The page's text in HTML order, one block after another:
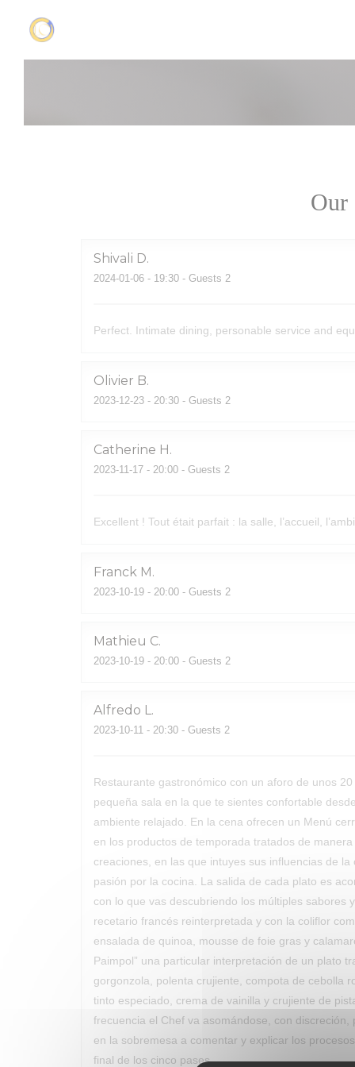
Our
Shivali D
2024-01-06 - 19:30 - Guests 2
Perfect. Intimate dining, personable service and
Olivier B
2023-12-23 - 20:30 - Guests 2
Catherine H
2023-11-17 - 20:00 - Guests 2
Excellent ! Tout était parfait : la salle, l’accueil,
Franck M
2023-10-19 - 20:00 - Guests 2
Mathieu C
2023-10-19 - 20:00 - Guests 2
Alfredo L
2023-10-11 - 20:30 - Guests 2
Restaurante gastronómico con un aforo de unos
pequeña sala en la que te sientes confortable
ambiente relajado. En la cena ofrecen un Menú
en los productos de temporada tratados de
creaciones, en las que intuyes sus influencias de
pasión por la cocina. La salida de cada plato es
con lo que vas descubriendo los múltiples sabores
recetario francés reinterpretada y con la coliflor
ensalada de quinoa, mousse de foie gras y
Paimpol” una particular interpretación de un plato
gorgonzola, polenta crujiente, compota de cebolla
tinto especiado, crema de vainilla y crujiente de
frecuencia el Chef va asomándose, con
en la sobremesa a comentar y explicar los
final de los cinco pases.